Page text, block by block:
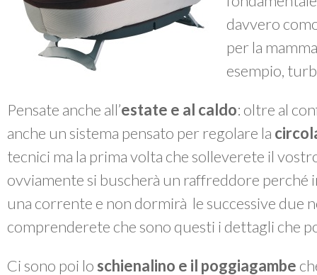
davvero
per la
esempio,
Pensate anche all’estate e al caldo: oltre al
anche un sistema pensato per regolare la
tecnici ma la prima volta che solleverete il
ovviamente si buscherà un raffreddore perché
una corrente e non dormirà le successive due
comprenderete che sono questi i dettagli che
Ci sono poi lo schienalino e il poggiagambe